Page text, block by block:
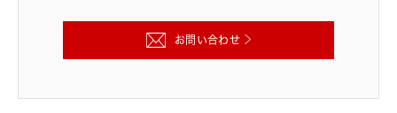
お問い合わせ